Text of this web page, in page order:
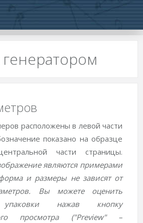
генератором
расположены в левой части
показано на образце
части страницы.
являются примерами
и размеры не зависят от
Вы можете оценить
упаковки нажав кнопку
просмотра ("Preview" –